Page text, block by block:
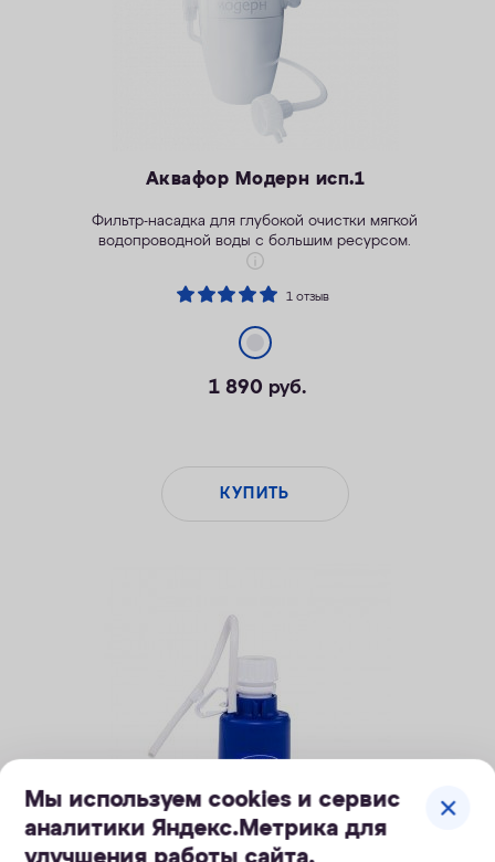
Аквафор Модерн исп.1
Фильтр-насадка для глубокой очистки мягкой
водопроводной воды с большим ресурсом.
1 отзыв
1 890 руб.
КУПИТЬ
Мы используем cookies и сервис
аналитики Яндекс.Метрика для
улучшения работы сайта.